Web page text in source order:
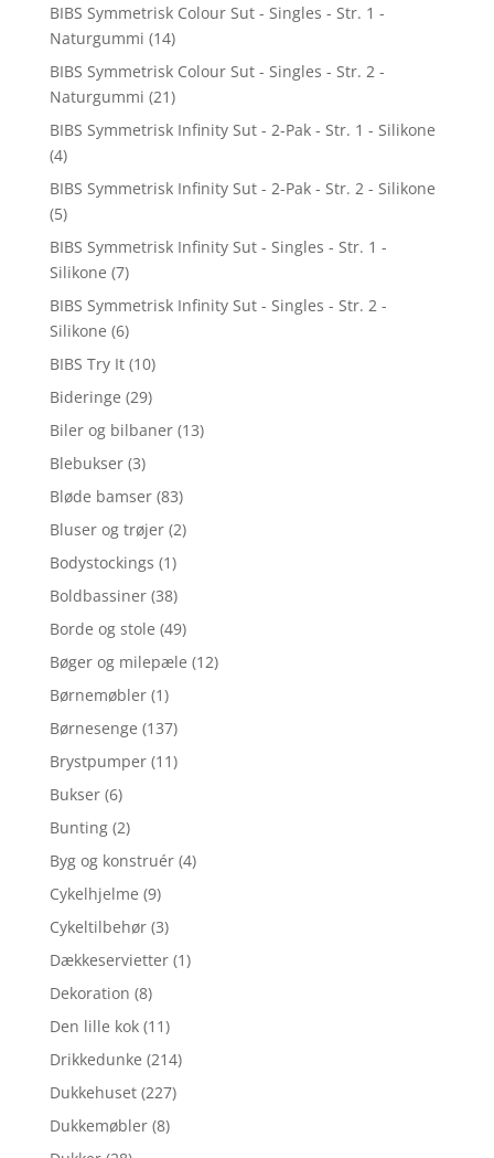
BIBS Symmetrisk Colour Sut - Singles - Str. 1 -
Naturgummi (14)
BIBS Symmetrisk Colour Sut - Singles - Str. 2 -
Naturgummi (21)
BIBS Symmetrisk Infinity Sut - 2-Pak - Str. 1 - Silikone
(4)
BIBS Symmetrisk Infinity Sut - 2-Pak - Str. 2 - Silikone
(5)
BIBS Symmetrisk Infinity Sut - Singles - Str. 1 -
Silikone (7)
BIBS Symmetrisk Infinity Sut - Singles - Str. 2 -
Silikone (6)
BIBS Try It (10)
Bideringe (29)
Biler og bilbaner (13)
Blebukser (3)
Bløde bamser (83)
Bluser og trøjer (2)
Bodystockings (1)
Boldbassiner (38)
Borde og stole (49)
Bøger og milepæle (12)
Børnemøbler (1)
Børnesenge (137)
Brystpumper (11)
Bukser (6)
Bunting (2)
Byg og konstruér (4)
Cykelhjelme (9)
Cykeltilbehør (3)
Dækkeservietter (1)
Dekoration (8)
Den lille kok (11)
Drikkedunke (214)
Dukkehuset (227)
Dukkemøbler (8)